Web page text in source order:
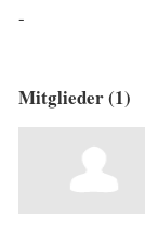
-
Mitglieder (1)